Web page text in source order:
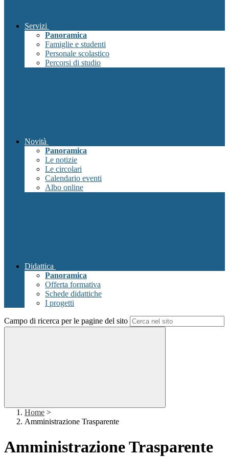
Servizi
Panoramica
Famiglie e studenti
Personale scolastico
Percorsi di studio
Novità
Panoramica
Le notizie
Le circolari
Calendario eventi
Albo online
Didattica
Panoramica
Offerta formativa
Schede didattiche
I progetti
Campo di ricerca per le pagine del sito
Home >
Amministrazione Trasparente
Amministrazione Trasparente